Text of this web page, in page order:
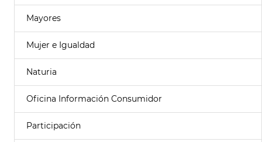
Mayores
Mujer e Igualdad
Naturia
Oficina Información Consumidor
Participación